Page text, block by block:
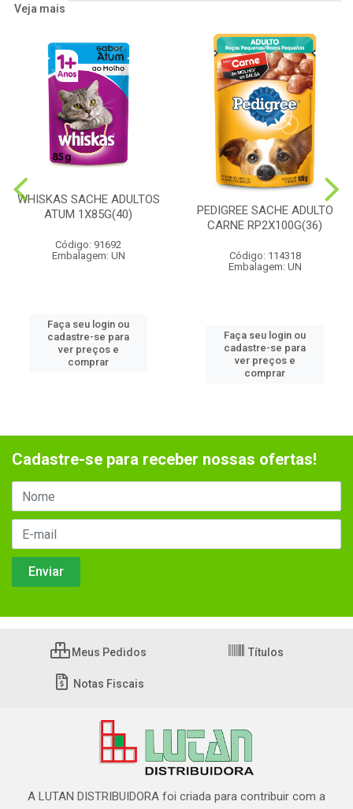
Veja mais
WHISKAS SACHE ADULTOS
ATUM 1X85G(40)
Código: 91692
Embalagem: UN
Faça seu login ou
cadastre-se para
ver preços e
comprar
PEDIGREE SACHE ADULTO
CARNE RP2X100G(36)
Código: 114318
Embalagem: UN
Faça seu login ou
cadastre-se para
ver preços e
comprar
Cadastre-se para receber nossas ofertas!
Meus Pedidos Títulos
Notas Fiscais
A LUTAN DISTRIBUIDORA foi criada para contribuir com a